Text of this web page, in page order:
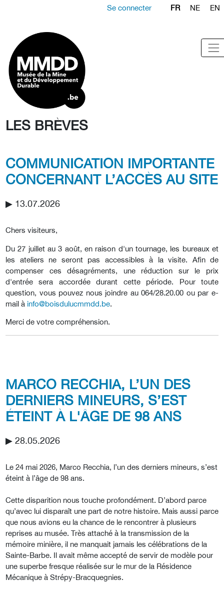
Se connecter FR NE EN
LES BRÈVES
COMMUNICATION IMPORTANTE
CONCERNANT L’ACCÈS AU SITE
▶︎ 13.07.2026
Chers visiteurs,
Du 27 juillet au 3 août, en raison d'un tournage, les bureaux et
les ateliers ne seront pas accessibles à la visite. Afin de
compenser ces désagréments, une réduction sur le prix
d'entrée sera accordée durant cette période. Pour toute
question, vous pouvez nous joindre au 064/28.20.00 ou par e-
mail à info@boisdulucmmdd.be.
Merci de votre compréhension.
MARCO RECCHIA, L’UN DES
DERNIERS MINEURS, S’EST
ÉTEINT À L'ÂGE DE 98 ANS
▶︎ 28.05.2026
Le 24 mai 2026, Marco Recchia, l’un des derniers mineurs, s’est
éteint à l’âge de 98 ans.
Cette disparition nous touche profondément. D’abord parce
qu’avec lui disparaît une part de notre histoire. Mais aussi parce
que nous avions eu la chance de le rencontrer à plusieurs
reprises au musée. Très attaché à la transmission de la
mémoire minière, il ne manquait jamais les célébrations de la
Sainte-Barbe. Il avait même accepté de servir de modèle pour
une superbe fresque réalisée sur le mur de la Résidence
Mécanique à Strépy-Bracquegnies.